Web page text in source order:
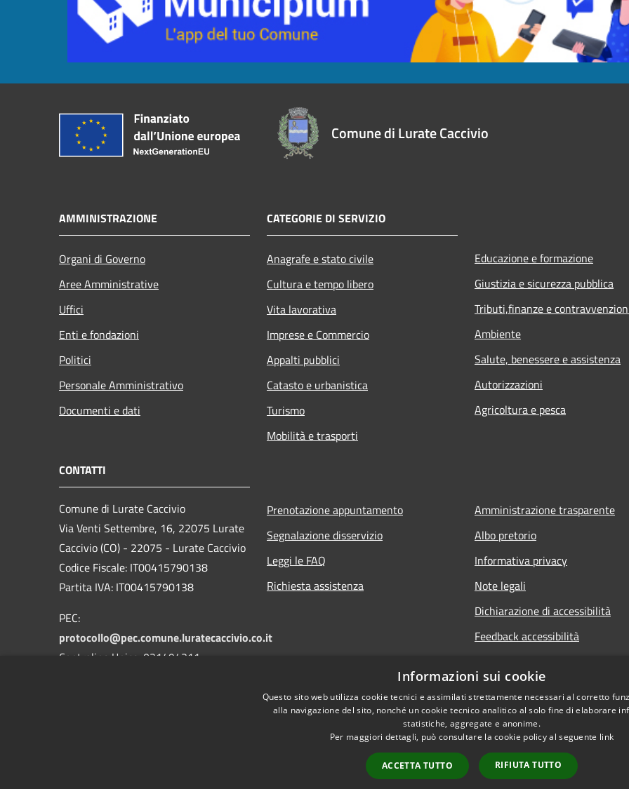
Comune di Lurate Caccivio
AMMINISTRAZIONE
Organi di Governo
Aree Amministrative
Uffici
Enti e fondazioni
Politici
Personale Amministrativo
Documenti e dati
CATEGORIE DI SERVIZIO
Anagrafe e stato civile
Cultura e tempo libero
Vita lavorativa
Imprese e Commercio
Appalti pubblici
Catasto e urbanistica
Turismo
Mobilità e trasporti
Educazione e formazione
Giustizia e sicurezza pubblica
Tributi,finanze e
Ambiente
Salute, benessere e assistenza
Autorizzazioni
Agricoltura e pesca
CONTATTI
Comune di Lurate Caccivio
Via Venti Settembre, 16, 22075 Lurate
Caccivio (CO) - 22075 - Lurate Caccivio
Codice Fiscale: IT00415790138
Partita IVA: IT00415790138
PEC:
protocollo@pec.comune.luratecaccivio.co.it
Centralino Unico: 031494311
Prenotazione appuntamento
Segnalazione disservizio
Leggi le FAQ
Richiesta assistenza
Amministrazione trasparente
Albo pretorio
Informativa privacy
Note legali
Dichiarazione di accessibilità
Feedback accessibilità
Titolare potere sostitutivo
Copyright © 2026 •
Informazioni sui cookie
Questo sito web utilizza cookie tecnici e assimilati strettamente necessari al corretto
alla navigazione del sito, nonché un cookie tecnico analitico al solo fine di elaborare
statistiche, aggregate e anonime.
Per maggiori dettagli, può consultare la cookie policy al seguente link
ACCETTA TUTTO RIFIUTA TUTTO